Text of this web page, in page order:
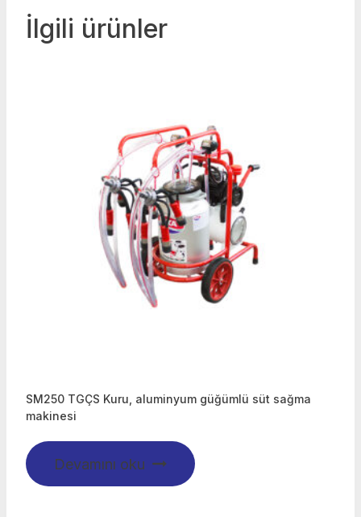
İlgili ürünler
SM250 TGÇS Kuru, aluminyum güğümlü süt sağma
makinesi
Devamını oku